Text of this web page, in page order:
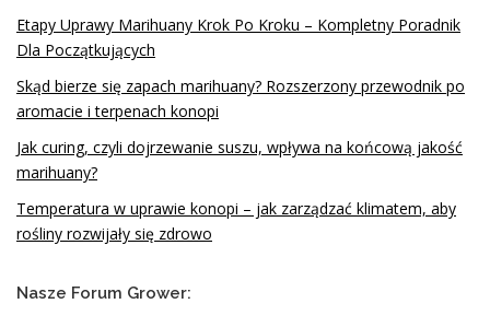
Etapy Uprawy Marihuany Krok Po Kroku – Kompletny Poradnik
Dla Początkujących
Skąd bierze się zapach marihuany? Rozszerzony przewodnik po
aromacie i terpenach konopi
Jak curing, czyli dojrzewanie suszu, wpływa na końcową jakość
marihuany?
Temperatura w uprawie konopi – jak zarządzać klimatem, aby
rośliny rozwijały się zdrowo
Nasze Forum Grower: